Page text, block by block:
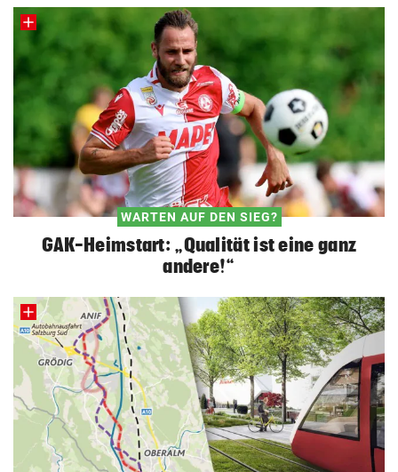
WARTEN AUF DEN SIEG?
GAK-Heimstart: „Qualität ist eine ganz
andere!“